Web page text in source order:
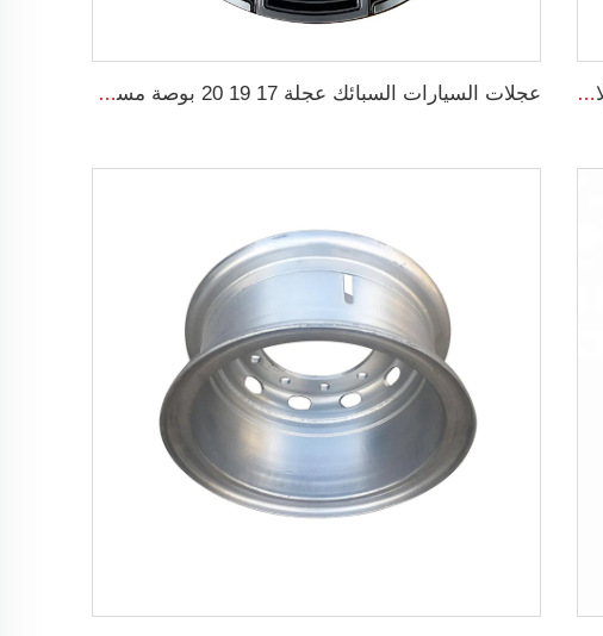
عجلات الشاحنات الثقيلة 8.5-24 أطراف عجلات فولاذية 8.50-24 بوصة لعجلات الإطارات 1200-24 عجلات السيارات السبائك عجلة 17 19 20 بوصة مسبوكة عجلات مسبوكة لـ G30 RIMS